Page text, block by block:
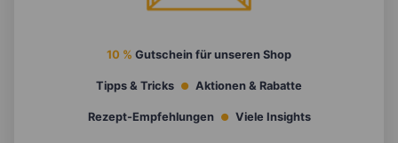
10 % Gutschein für unseren Shop
Tipps & Tricks Aktionen & Rabatte
Rezept-Empfehlungen Viele Insights